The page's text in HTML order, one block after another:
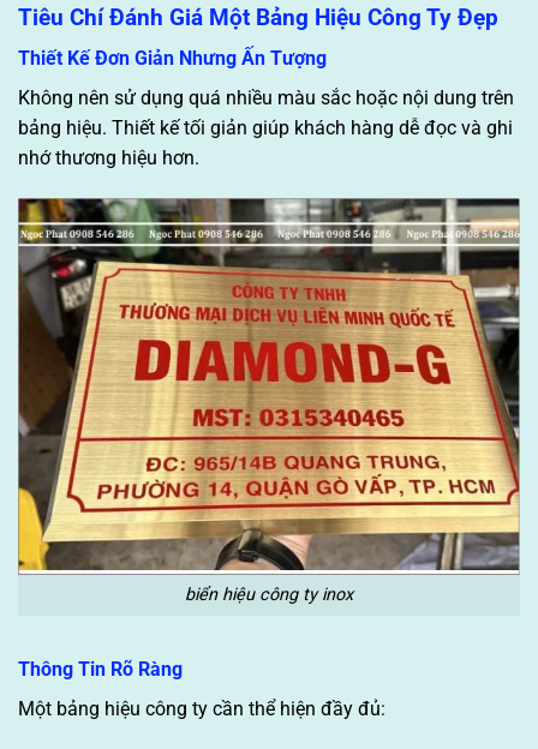
Tiêu Chí Đánh Giá Một Bảng Hiệu Công Ty Đẹp
Thiết Kế Đơn Giản Nhưng Ấn Tượng
Không nên sử dụng quá nhiều màu sắc hoặc nội dung trên
bảng hiệu. Thiết kế tối giản giúp khách hàng dễ đọc và ghi
nhớ thương hiệu hơn.
biển hiệu công ty inox
Thông Tin Rõ Ràng
Một bảng hiệu công ty cần thể hiện đầy đủ: